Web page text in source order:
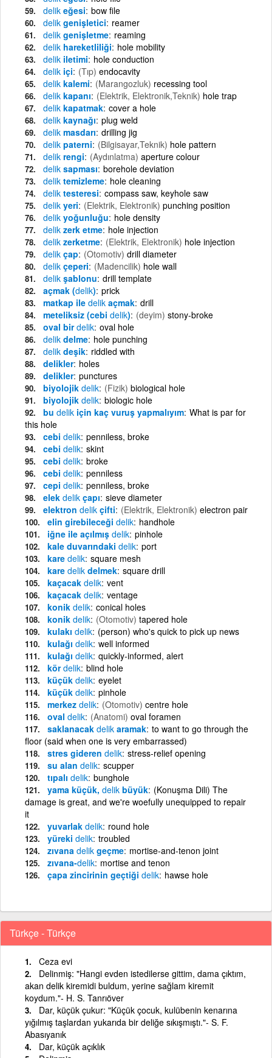
delik eğesi bow file
delik genişletici reamer
delik genişletme reaming
delik hareketliliği hole mobility
delik iletimi hole conduction
delik içi (Tıp) endocavity
delik kalemi (Marangozluk) recessing tool
delik kapanı (Elektrik, Elektronik,Teknik) hole trap
delik kapatmak cover a hole
delik kaynağı plug weld
delik masdarı drilling jig
delik paterni (Bilgisayar,Teknik) hole pattern
delik rengi (Aydınlatma) aperture colour
delik sapması borehole deviation
delik temizleme hole cleaning
delik testeresi compass saw, keyhole saw
delik yeri (Elektrik, Elektronik) punching position
delik yoğunluğu hole density
delik zerk etme hole injection
delik zerketme (Elektrik, Elektronik) hole injection
delik çap (Otomotiv) drill diameter
delik çeperi (Madencilik) hole wall
delik şablonu drill template
açmak (delik) prick
matkap ile delik açmak drill
meteliksiz (cebi delik) (deyim) stony-broke
oval birdelik oval hole
delik delme hole punching
delik deşik riddled with
delikler holes
delikler punctures
biyolojik delik (Fizik) biological hole
biyolojik delik biologic hole
bu delik için kaç vuruş yapmalıyım What is par for
this hole
cebi delik penniless, broke
cebi delik skint
cebi delik broke
cebi delik penniless
cepi delik penniless, broke
elek delik çapı sieve diameter
elektron delik çifti (Elektrik, Elektronik) electron pair
elin girebileceği delik handhole
iğne ile açılmış delik pinhole
kale duvarındaki delik port
kare delik square mesh
kare delik delmek square drill
kaçacak delik vent
kaçacak delik ventage
konik delik conical holes
konik delik (Otomotiv) tapered hole
kulakı delik (person) who's quick to pick up news
kulağı delik well informed
kulağı delik quickly-informed, alert
kördelik blind hole
küçük delik eyelet
küçük delik pinhole
merkez delik (Otomotiv) centre hole
oval delik (Anatomi) oval foramen
saklanacak delik aramak to want to go through the
floor (said when one is very embarrassed)
stres gideren delik stress-relief opening
su alan delik scupper
tıpalı delik bunghole
yama küçük, delik büyük (Konuşma Dili) The
damage is great, and we're woefully unequipped to repair
it
yuvarlak delik round hole
yüreki delik troubled
zıvana delik geçme mortise-and-tenon joint
zıvana-delik mortise and tenon
çapa zincirinin geçtiği delik hawse hole
Türkçe - Türkçe
Ceza evi
Delinmiş: "Hangi evden istedilerse gittim, dama çıktım,
akan delik kiremidi buldum, yerine sağlam kiremit
koydum."- H. S. Tanrıöver
Dar, küçük çukur: "Küçük çocuk, kulübenin kenarına
yığılmış taşlardan yukarıda bir deliğe sıkışmıştı."- S. F.
Abasıyanık
Dar, küçük açıklık